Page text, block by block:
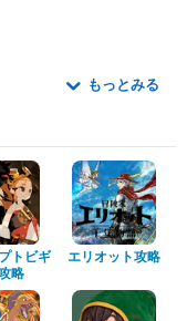
もっとみる
トビギ
略
エリオット攻略